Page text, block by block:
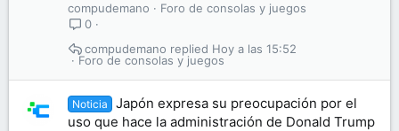
compudemano
Foro de consolas y juegos
0
Foro de consolas y juegos
Hoy a las 15:52
compudemano
Noticia
Japón expresa su preocupación por el
uso que hace la administración de Donald Trump